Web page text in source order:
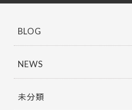
BLOG
NEWS
未分類